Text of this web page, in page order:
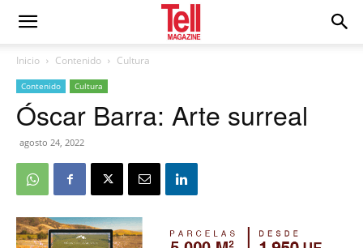
Inicio Contenido Cultura
Contenido Cultura
Óscar Barra: Arte surreal
agosto 24, 2022